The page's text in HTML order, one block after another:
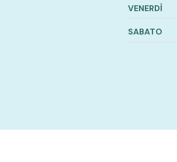
VENERDÌ
SABATO